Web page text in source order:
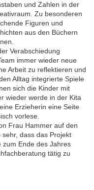
und Zahlen in der
Zu besonderen
Figuren und
aus den Büchern
Verabschiedung
immer wieder neue
Arbeit zu reflektieren und
Alltag integrierte Spiele
sich die Kinder mit
wieder werde in der Kita
Erzieherin eine Seite
vorlese.
Frau Hammer auf den
dass das Projekt
Ende des Jahres
tätig zu